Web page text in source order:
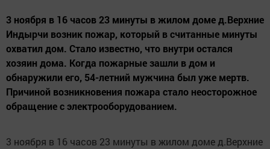
3 ноября в 16 часов 23 минуты в жилом доме д.Верхние
Индырчи возник пожар, который в считанные минуты
охватил дом. Стало известно, что внутри остался
хозяин дома. Когда пожарные зашли в дом и
обнаружили его, 54-летний мужчина был уже мертв.
Причиной возникновения пожара стало неосторожное
обращение с электрооборудованием.
3 ноября в 16 часов 23 минуты в жилом доме д.Верхние